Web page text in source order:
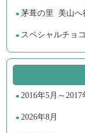
茅葺の里 美山へ
スペシャルチョ
2016年5月～
2026年8月